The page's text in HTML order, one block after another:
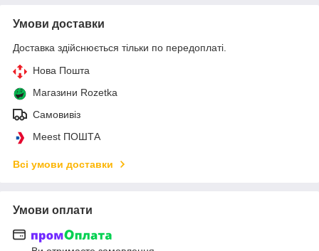
Умови доставки
Доставка здійснюється тільки по передоплаті.
Нова Пошта
Магазини Rozetka
Самовивіз
Meest ПОШТА
Всі умови доставки
Умови оплати